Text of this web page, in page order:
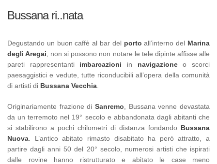
Bussana ri..nata
Degustando un buon caffè al bar del porto all’interno del Marina
degli Aregai , non si possono non notare le tele dipinte affisse alle
pareti rappresentanti imbarcazioni in navigazioneo scorci
paesaggistici e vedute, tutte riconducibili all’opera della comunità
di artisti di Bussana Vecchia
Originariamente frazione di Sanremo , Bussana venne devastata
da un terremoto nel 19° secolo e abbandonata dagli abitanti che
si stabilirono a pochi chilometri di distanza fondando Bussana
Nuova . L’antico abitato rimasto disabitato ha però attratto, a
partire dagli anni 50 del 20° secolo, numerosi artisti che ispirati
dalle rovine hanno ristrutturato e abitato le case meno